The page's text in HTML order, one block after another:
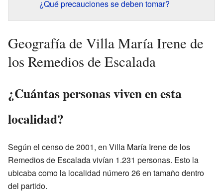
¿Qué precauciones se deben tomar?
Geografía de Villa María Irene de
los Remedios de Escalada
¿Cuántas personas viven en esta
localidad?
Según el censo de 2001, en Villa María Irene de los
Remedios de Escalada vivían 1.231 personas. Esto la
ubicaba como la localidad número 26 en tamaño dentro
del partido.